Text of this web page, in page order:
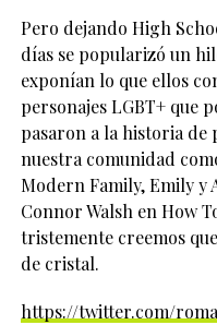
Pero dejando High
días se popularizó un
exponían lo que ellos
personajes LGBT+ que
pasaron a la historia de
nuestra comunidad
Modern Family, Emily
Connor Walsh en How
tristemente creemos
de cristal.
https://twitter.com/